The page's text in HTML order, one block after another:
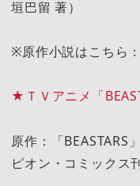
垣巴留 著）
※原作小説はこちら：
★ＴＶアニメ「
原作：「BEASTARS
ピオン・コミックス刊